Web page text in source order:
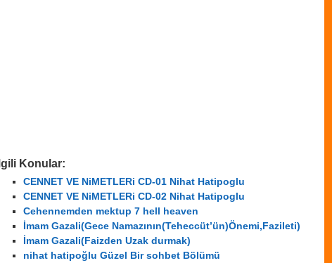
İlgili Konular:
CENNET VE NiMETLERi CD-01 Nihat Hatipoglu
CENNET VE NiMETLERi CD-02 Nihat Hatipoglu
Cehennemden mektup 7 hell heaven
İmam Gazali(Gece Namazının(Teheccüt’ün)Önemi,Fazileti)
İmam Gazali(Faizden Uzak durmak)
nihat hatipoğlu Güzel Bir sohbet Bölümü